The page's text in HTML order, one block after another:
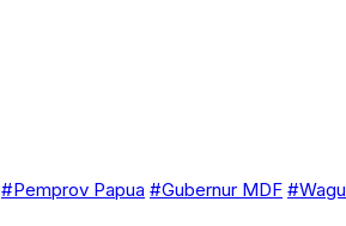
#Pemprov Papua #Gubernur MDF